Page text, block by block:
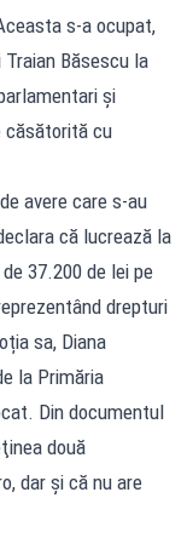
s-a ocupat,
Băsescu la
și
căsătorită cu
avere care s-au
că lucrează la
37.200 de lei pe
drepturi
sa, Diana
la Primăria
Din documentul
două
dar și că nu are